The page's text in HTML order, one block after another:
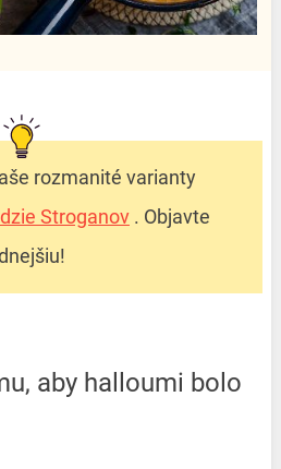
rozmanité varianty
Stroganov. Objavte